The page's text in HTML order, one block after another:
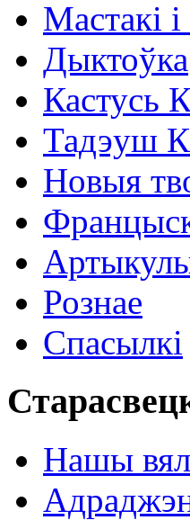
Мастакі i
Дыктоўка
Кастусь
Тадэуш
Новыя
Рознае
Спасылкі
Нашы